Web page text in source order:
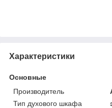
Характеристики
Основные
Производитель
Тип духового шкафа